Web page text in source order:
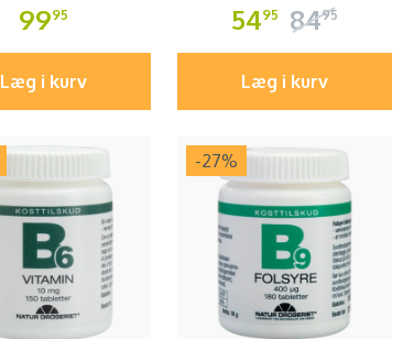
9995
Læg i kurv
5495 8495
Læg i kurv
-27%